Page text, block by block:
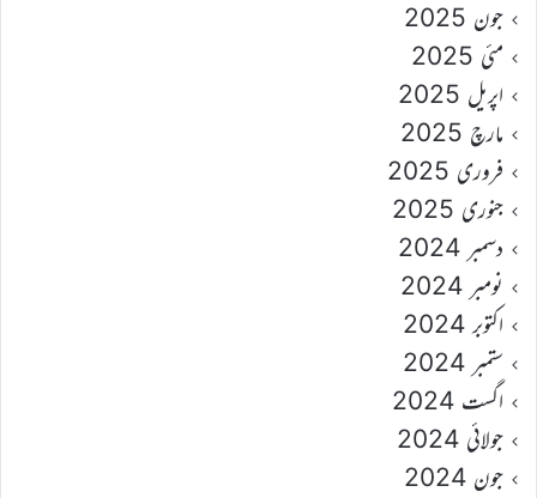
جون 2025
مئی 2025
اپریل 2025
مارچ 2025
فروری 2025
جنوری 2025
دسمبر 2024
نومبر 2024
اکتوبر 2024
ستمبر 2024
اگست 2024
جولائی 2024
جون 2024